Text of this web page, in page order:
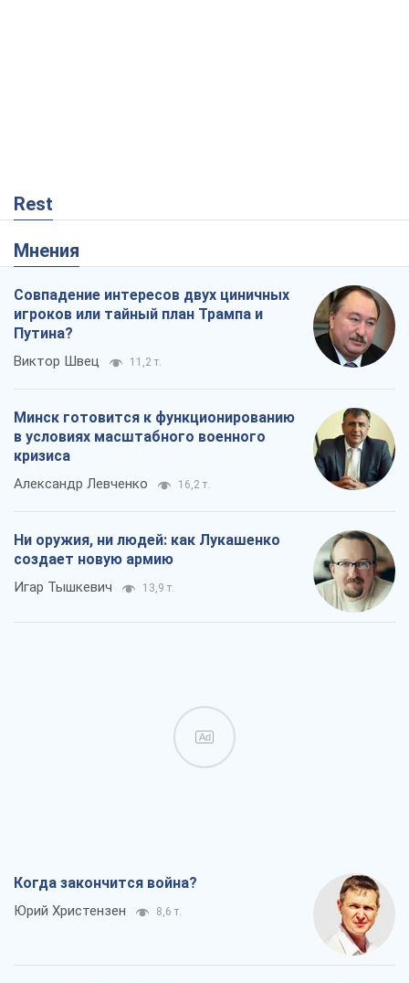
Rest
Мнения
Совпадение интересов двух циничных
игроков или тайный план Трампа и
Путина?
Виктор Швец 11,2 т.
Минск готовится к функционированию
в условиях масштабного военного
кризиса
Александр Левченко 16,2 т.
Ни оружия, ни людей: как Лукашенко
создает новую армию
Игар Тышкевич 13,9 т.
Ad
Когда закончится война?
Юрий Христензен 8,6 т.